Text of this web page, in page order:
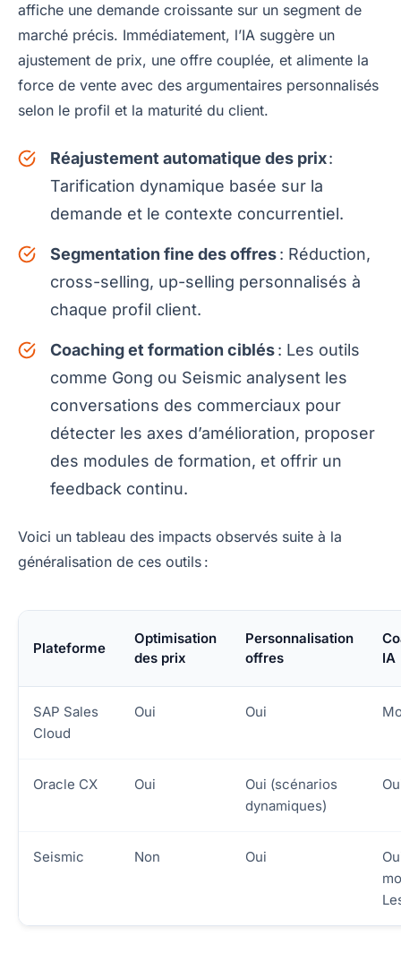
affiche une demande croissante sur un segment de
marché précis. Immédiatement, l’IA suggère un
ajustement de prix, une offre couplée, et alimente la
force de vente avec des argumentaires personnalisés
selon le profil et la maturité du client.
Réajustement automatique des prix:
Tarification dynamique basée sur la
demande et le contexte concurrentiel.
Segmentation fine des offres: Réduction,
cross-selling, up-selling personnalisés à
chaque profil client.
Coaching et formation ciblés: Les outils
comme Gong ou Seismic analysent les
conversations des commerciaux pour
détecter les axes d’amélioration, proposer
des modules de formation, et offrir un
feedback continu.
Voici un tableau des impacts observés suite à la
généralisation de ces outils :
Plateforme
Optimisation
des prix
Personnalisation
offres
IA
SAP Sales
Cloud
Oui Oui
Oracle CX Oui
Oui (scénarios
dynamiques)
Seismic Non Oui